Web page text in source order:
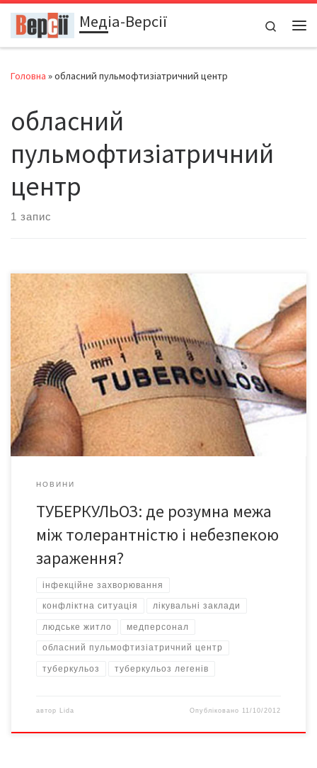
Перейти до вмістуМедіа-Версії
Search
Головна »обласний пульмофтизіатричний центр
обласний
пульмофтизіатричний
центр
1 запис
Туберкульоз, як і будь-яке інше інфекційне захворювання,
обріс стількома міфами, що нерідко люди бояться ситуацій, де
страх перед зараженням є абсолютно безпідставним, і
водночас не убезпечуються тоді, коли це вкрай необхідно. На
жаль, таких помилок припускаються не лише пересічні
громадяни, а й керівники адмінтериторій, і відповідальні за
епідемічну безпеку служби. […]
НОВИНИ
ТУБЕРКУЛЬОЗ: де розумна межа
між толерантністю і небезпекою
зараження?
інфекційне захворювання
конфліктна ситуація лікувальні заклади
людське житло медперсонал
обласний пульмофтизіатричний центр
туберкульоз туберкульоз легенів
автор Lida Опубліковано 11/10/2012